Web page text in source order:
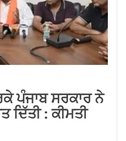
रोड के बदहाल
रोष प्रदर्शन